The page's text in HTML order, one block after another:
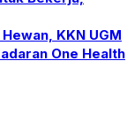
KKN UGM
One Health